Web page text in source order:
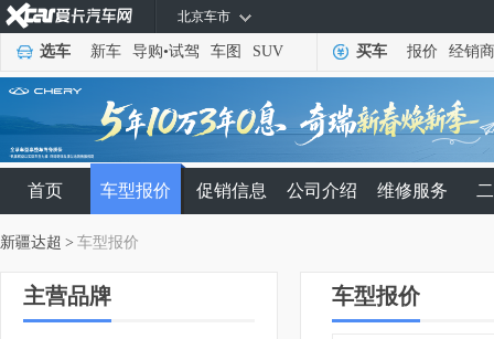
北京车市
选车 新车 导购•试驾 车图 SUV 买车 报价 经销商
首页 车型报价 促销信息 公司介绍 维修服务
新疆达超 > 车型报价
主营品牌 车型报价